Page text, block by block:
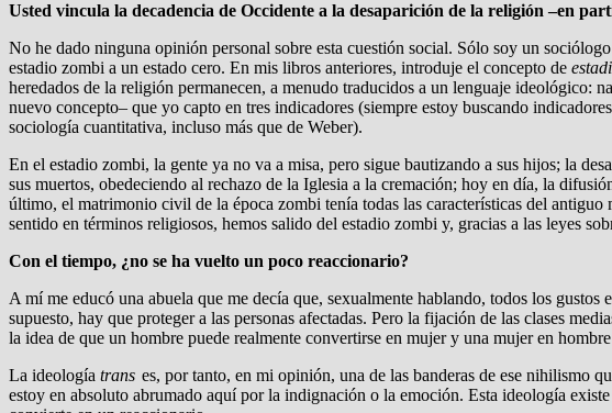
Usted vincula la decadencia de Occidente a la desaparición de la religión –en
No he dado ninguna opinión personal sobre esta cuestión social. Sólo soy un
estadio zombi a un estado cero. En mis libros anteriores, introduje el concepto de
heredados de la religión permanecen, a menudo traducidos a un lenguaje ideológico:
nuevo concepto– que yo capto en tres indicadores (siempre estoy buscando
sociología cuantitativa, incluso más que de Weber).
En el estadio zombi, la gente ya no va a misa, pero sigue bautizando a sus hijos; la
sus muertos, obedeciendo al rechazo de la Iglesia a la cremación; hoy en día, la
último, el matrimonio civil de la época zombi tenía todas las características del
sentido en términos religiosos, hemos salido del estadio zombi y, gracias a las leyes
Con el tiempo, ¿no se ha vuelto un poco reaccionario?
A mí me educó una abuela que me decía que, sexualmente hablando, todos los
supuesto, hay que proteger a las personas afectadas. Pero la fijación de las clases
la idea de que un hombre puede realmente convertirse en mujer y una mujer en
La ideología trans es, por tanto, en mi opinión, una de las banderas de ese nihilismo
estoy en absoluto abrumado aquí por la indignación o la emoción. Esta ideología